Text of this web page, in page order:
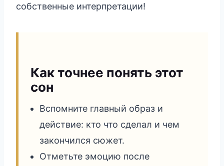
собственные интерпретации!
Как точнее понять этот
сон
Вспомните главный образ и
действие: кто что сделал и чем
закончился сюжет.
Отметьте эмоцию после